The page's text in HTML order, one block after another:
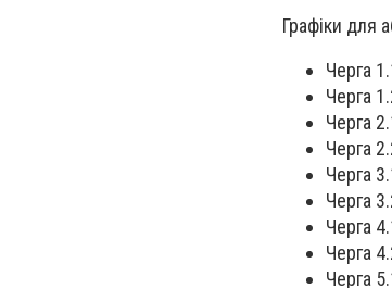
Графіки для
Черга
Черга
Черга
Черга
Черга
Черга
Черга
Черга
Черга